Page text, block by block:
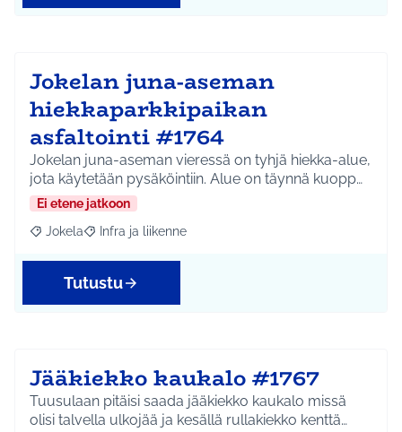
Jokelan juna-aseman
hiekkaparkkipaikan
asfaltointi #1764
Jokelan juna-aseman vieressä on tyhjä hiekka-alue,
jota käytetään pysäköintiin. Alue on täynnä kuopp…
Ei etene jatkoon
Rajaa tulokset aihepiirin mukaan: Jokela
Jokela Rajaa tulokset teeman mukaan: Infra ja liikenne
Infra ja liikenne
Tutustu
Jääkiekko kaukalo #1767
Tuusulaan pitäisi saada jääkiekko kaukalo missä
olisi talvella ulkojää ja kesällä rullakiekko kenttä…